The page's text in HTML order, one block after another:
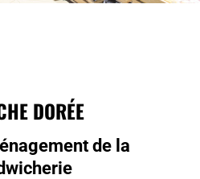
DORÉE
de la